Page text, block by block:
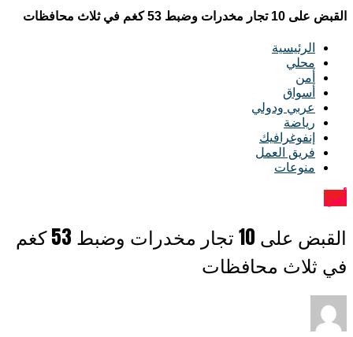
القبض على 10 تجار مخدرات وضبط 53 كغم في ثلاث محافظات
الرئيسية
محلي
أمن
أسواق
عربي ودولي
رياضة
إنفوغرافيك
فريق العمل
منوعات
أمن
القبض على 10 تجار مخدرات وضبط 53 كغم
في ثلاث محافظات